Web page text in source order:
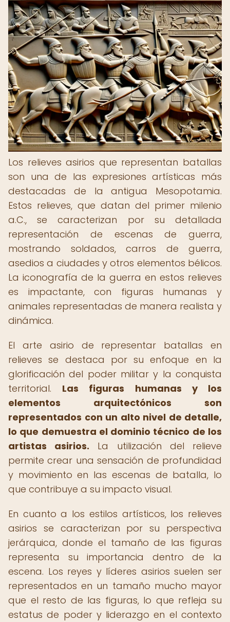
Los relieves asirios que representan batallas
son una de las expresiones artísticas más
destacadas de la antigua Mesopotamia.
Estos relieves, que datan del primer milenio
a.C., se caracterizan por su detallada
representación de escenas de guerra,
mostrando soldados, carros de guerra,
asedios a ciudades y otros elementos bélicos.
La iconografía de la guerra en estos relieves
es impactante, con figuras humanas y
animales representadas de manera realista y
dinámica.
El arte asirio de representar batallas en
relieves se destaca por su enfoque en la
glorificación del poder militar y la conquista
territorial. Las figuras humanas y los
elementos arquitectónicos son
representados con un alto nivel de detalle,
lo que demuestra el dominio técnico de los
artistas asirios. La utilización del relieve
permite crear una sensación de profundidad
y movimiento en las escenas de batalla, lo
que contribuye a su impacto visual.
En cuanto a los estilos artísticos, los relieves
asirios se caracterizan por su perspectiva
jerárquica, donde el tamaño de las figuras
representa su importancia dentro de la
escena. Los reyes y líderes asirios suelen ser
representados en un tamaño mucho mayor
que el resto de las figuras, lo que refleja su
estatus de poder y liderazgo en el contexto